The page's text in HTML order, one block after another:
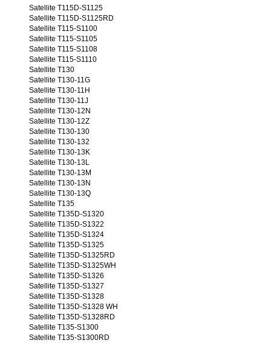
Satellite T115D-S1125
Satellite T115D-S1125RD
Satellite T115-S1100
Satellite T115-S1105
Satellite T115-S1108
Satellite T115-S1110
Satellite T130
Satellite T130-11G
Satellite T130-11H
Satellite T130-11J
Satellite T130-12N
Satellite T130-12Z
Satellite T130-130
Satellite T130-132
Satellite T130-13K
Satellite T130-13L
Satellite T130-13M
Satellite T130-13N
Satellite T130-13Q
Satellite T135
Satellite T135D-S1320
Satellite T135D-S1322
Satellite T135D-S1324
Satellite T135D-S1325
Satellite T135D-S1325RD
Satellite T135D-S1325WH
Satellite T135D-S1326
Satellite T135D-S1327
Satellite T135D-S1328
Satellite T135D-S1328 WH
Satellite T135D-S1328RD
Satellite T135-S1300
Satellite T135-S1300RD